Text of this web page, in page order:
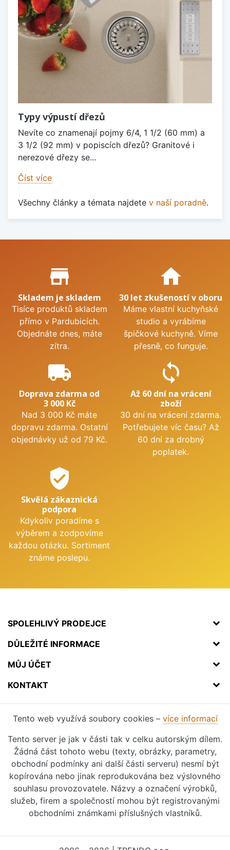
Typy výpustí dřezů
Nevíte co znamenají pojmy 6/4, 1 1/2 (60 mm) a
3 1/2 (92 mm) v popiscích dřezů? Granitové i
nerezové dřezy se...
Číst více
Všechny články a témata najdete v naší poradně.
Proč nakupovat u nás?
store_mall_directory
Skladem je skladem
Tisíce produktů skladem
přímo v Pardubicích.
Objednáte dnes, máte
zítra.
home
30 let zkušeností v oboru
Máme vlastní kuchyňské
studio a vyrábíme
špičkové kuchyně. Víme
přesně, co funguje.
local_shipping
Doprava zdarma od
3 000 Kč
Nad 3 000 Kč máte
dopravu zdarma. Ostatní
objednávky už od 79 Kč.
sync
Až 60 dní na vrácení
zboží
30 dní na vrácení zdarma.
Potřebujete víc času? Až
60 dní za drobný
poplatek.
verified_user
Skvělá zákaznická
podpora
Kdykoliv poradíme s
výběrem a zodpovíme
každou otázku. Sortiment
známe poslepu.
SPOLEHLIVÝ PRODEJCE
DŮLEŽITÉ INFORMACE
MŮJ ÚČET
KONTAKT
Tento web využívá soubory cookies – více informací
Tento server je jak v části tak v celku autorským dílem.
Žádná část tohoto webu (texty, obrázky, parametry,
obchodní podmínky ani další části serveru) nesmí být
kopírována nebo jinak reprodukována bez výslovného
souhlasu provozovatele. Názvy a označení výrobků,
služeb, firem a společností mohou být registrovanými
obchodními známkami příslušných vlastníků.